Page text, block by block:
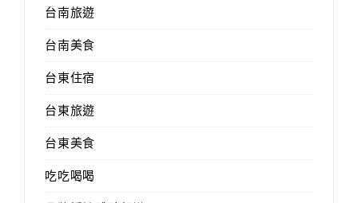
台南旅遊
台南美食
台東住宿
台東旅遊
台東美食
吃吃喝喝